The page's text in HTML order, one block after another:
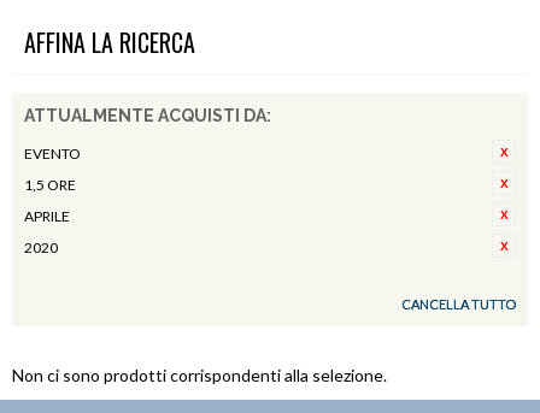
AFFINA LA RICERCA
ATTUALMENTE ACQUISTI DA:
EVENTO
1,5 ORE
APRILE
2020
CANCELLA TUTTO
Non ci sono prodotti corrispondenti alla selezione.